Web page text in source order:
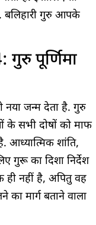
बलिहारी गुरु आपके
पूर्णिमा
नया जन्म देता है. गुरु
के सभी दोषों को माफ
आध्यात्मिक शांति,
गुरू का दिशा निर्देश
ही नहीं है, अपितु वह
मार्ग बताने वाला